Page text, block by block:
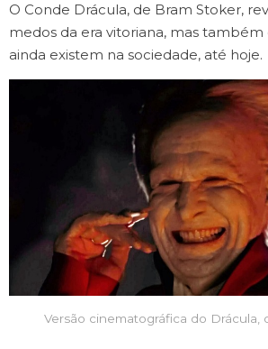
O Conde Drácula, de Bram Stoker,
medos da era vitoriana, mas também
ainda existem na sociedade, até hoje.
Versão cinematográfica do Drácula,